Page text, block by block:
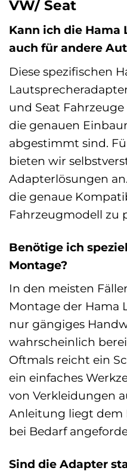
VW/ Seat
Kann ich die Hama
auch für andere
Diese spezifischen
und Seat
die genauen
abgestimmt sind.
bieten wir
Adapterlösungen
die genaue
Fahrzeugmodell zu
Benötige ich
Montage?
In den meisten
Montage der Hama
nur gängiges
wahrscheinlich
Oftmals reicht ein
ein einfaches
von Verkleidungen
Anleitung liegt dem
bei Bedarf
Sind die Adapter